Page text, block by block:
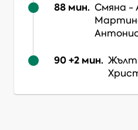
88 мин. Смяна -
90 +2 мин. Жълт